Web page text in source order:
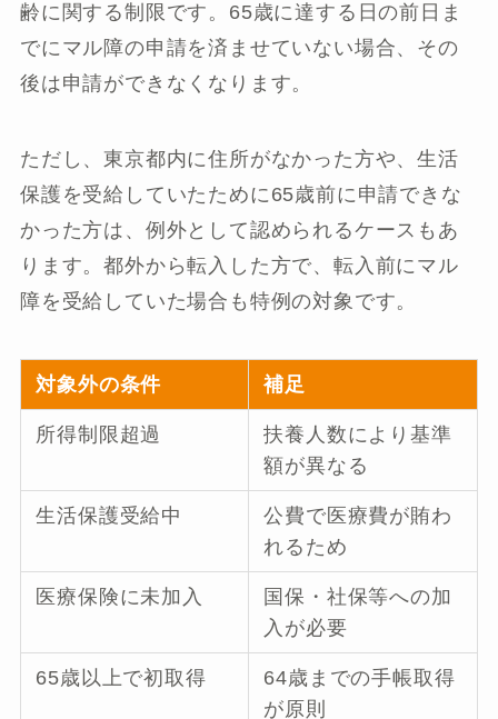
齢に関する制限です。65歳に達する日の前日ま
でにマル障の申請を済ませていない場合、その
後は申請ができなくなります。
ただし、東京都内に住所がなかった方や、生活
保護を受給していたために65歳前に申請できな
かった方は、例外として認められるケースもあ
ります。都外から転入した方で、転入前にマル
障を受給していた場合も特例の対象です。
対象外の条件 補足
所得制限超過
扶養人数により基準
額が異なる
生活保護受給中
公費で医療費が賄わ
れるため
医療保険に未加入
国保・社保等への加
入が必要
65歳以上で初取得
64歳までの手帳取得
が原則